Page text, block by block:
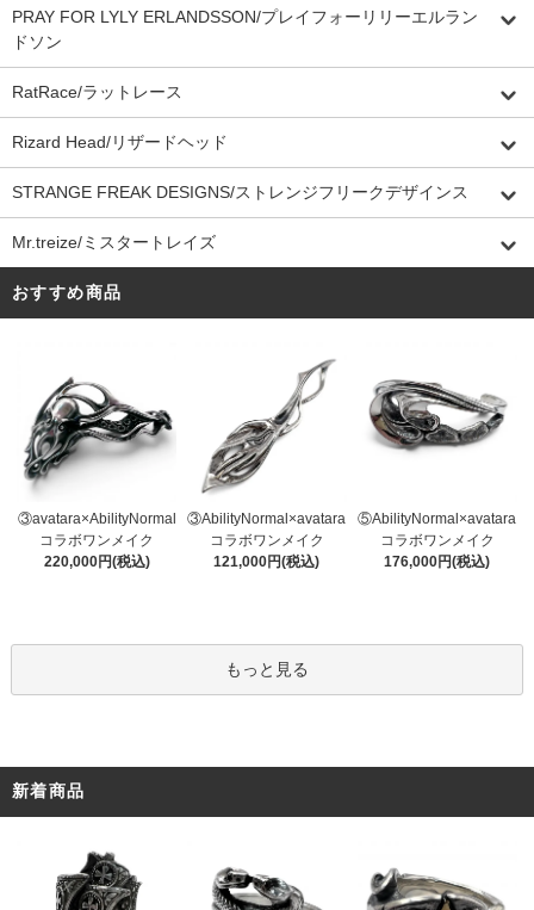
PRAY FOR LYLY ERLANDSSON/プレイフォーリリーエルラン
ドソン
RatRace/ラットレース
Rizard Head/リザードヘッド
STRANGE FREAK DESIGNS/ストレンジフリークデザインス
Mr.treize/ミスタートレイズ
おすすめ商品
③avatara×AbilityNormal
コラボワンメイク
220,000円(税込)
③AbilityNormal×avatara
コラボワンメイク
121,000円(税込)
⑤AbilityNormal×avatara
コラボワンメイク
176,000円(税込)
もっと見る
新着商品